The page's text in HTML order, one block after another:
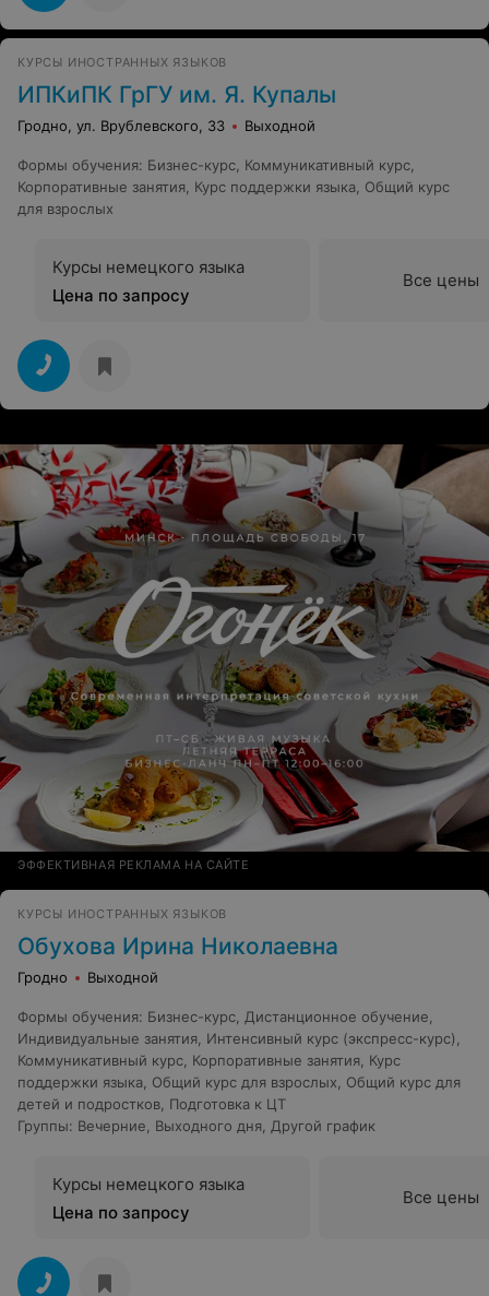
КУРСЫ ИНОСТРАННЫХ ЯЗЫКОВ
ИПКиПК ГрГУ им. Я. Купалы
Гродно, ул. Врублевского, 33 Выходной
Формы обучения: Бизнес-курс Коммуникативный курс
Корпоративные занятия Курс поддержки языка Общий курс
для взрослых
Курсы немецкого языка
Цена по запросу
Все цены
ЭФФЕКТИВНАЯ РЕКЛАМА НА САЙТЕ
КУРСЫ ИНОСТРАННЫХ ЯЗЫКОВ
Обухова Ирина Николаевна
Гродно Выходной
Формы обучения: Бизнес-курс, Дистанционное обучение,
Индивидуальные занятия, Интенсивный курс (экспресс-курс),
Коммуникативный курс, Корпоративные занятия, Курс
поддержки языка, Общий курс для взрослых, Общий курс для
детей и подростков, Подготовка к ЦТ
Группы: Вечерние, Выходного дня, Другой график
Курсы немецкого языка
Цена по запросу
Все цены